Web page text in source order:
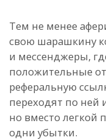
Тем не менее
свою шарашкину
и мессенджеры,
положительные
реферальную
переходят по ней
но вместо легкой
одни убытки.